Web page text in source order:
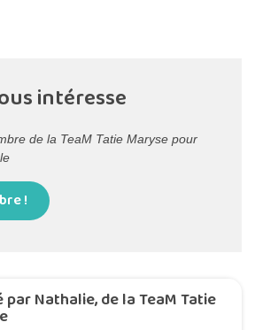
intéresse
de la TeaM Tatie Maryse pour
!
par Nathalie, de la TeaM Tatie